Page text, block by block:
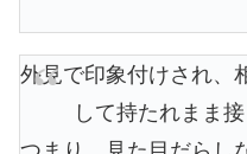
外見で印象付けされ、
して持たれまま